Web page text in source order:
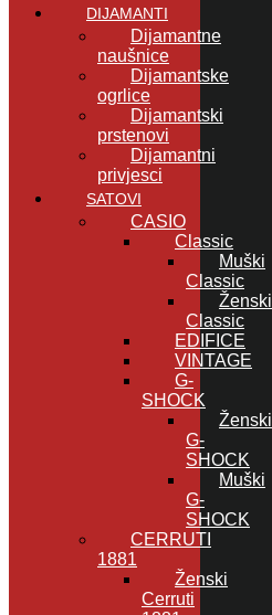
DIJAMANTI
Dijamantne
naušnice
Dijamantske
ogrlice
Dijamantski
prstenovi
Dijamantni
privjesci
SATOVI
CASIO
Classic
Muški
Classic
Ženski
Classic
EDIFICE
VINTAGE
G-
SHOCK
Ženski
G-
SHOCK
Muški
G-
SHOCK
CERRUTI
1881
Ženski
Cerruti